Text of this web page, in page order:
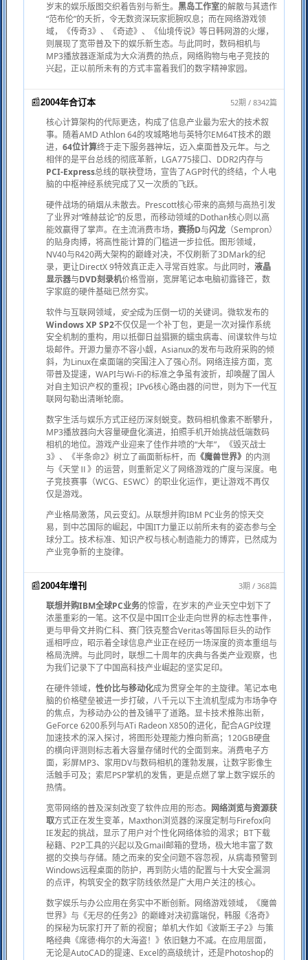
岁末的娱乐版图交织着告别与新生。 黑岛工作室的解散与其遗作
“范布伦”的夭折，令无数资深玩家扼腕叹息；而在网络游戏领
域，《传奇3》、《奇迹》、《仙境传说》等日韩网游的火爆，
则展现了宽带普及下的娱乐新生态。与此同时，数码相机与
MP3播放器逐渐成为大众消费的热点，网络购物与电子竞技的
兴起，正以前所未有的方式丰富着我们的数字精神家园。
📰2004年合订本 52期 / 8342篇
核心计算架构的代际更迭，构成了信息产业最为宏大的技术叙
事。随着AMD Athlon 64的攻城略地与英特尔EM64T技术的跟
进， 64位计算终于走下服务器神坛，迈入桌面普及元年。与之
相伴的是平台总线的彻底革新，LGA775接口、DDR2内存与
PCI-Express总线的联袂登场，宣告了AGP时代的终结，个人电
脑的中枢神经系统完成了又一次质的飞跃。
硬件战场的硝烟从未散去。Prescott核心带来的高频与高热引发
了业界对“唯赫兹论”的反思，而移动领域的Dothan核心则以高
能效赢得了掌声。在主流消费市场， 赛扬D与闪龙 （Sempron）
的贴身肉搏，将高性能计算的门槛进一步拉低。图形领域，
NV40与R420两大架构的巅峰对决，不仅刷新了3DMark的纪
录，更让DirectX 9特效真正走入寻常百姓家。与此同时， 液晶
显示器与DVD刻录机价格雪崩，宽屏笔记本电脑初露锋芒，数
字家庭的硬件基础已然夯实。
软件与互联网领域， 安全成为压倒一切的关键词。微软发布的
Windows XP SP2不仅仅是一个补丁包，更是一次对操作系统
安全机制的重构，用以抵御日益猖獗的蠕虫病毒、间谍软件与垃
圾邮件。开源力量亦不容小觑，Asianux的发布与政府采购的倾
斜，为Linux在桌面端的突围注入了强心剂。网络连接方面，宽
带普及提速，WAPI与Wi-Fi的标准之争虽有波折，却唤醒了国人
对自主知识产权的重视；IPv6核心路由器的问世，则为下一代互
联网勾勒出清晰轮廓。
数字生活与娱乐方式正经历深刻蜕变。数码相机像素不断攀升，
MP3播放器向大容量硬盘化演进，拍照手机开始挑战低端数码
相机的地位。游戏产业迎来了佳作井喷的“大年”，《毁灭战士
3》、《半条命2》树立了画面新标杆，而 《魔兽世界》 的内测
与《天堂Ⅱ》的运营，则重新定义了网络游戏的广度与深度。电
子竞技赛事（WCG、ESWC）的职业化运作，更让游戏不再仅
仅是游戏。
产业格局激荡，风云变幻。从联想并购IBM PC业务的惊天交
易，到中芯国际的崛起，中国IT力量正以前所未有的姿态参与全
球分工。技术标准、知识产权与核心制造能力的博弈，已然成为
产业竞争新的主旋律。
📰2004年增刊 3期 / 368篇
联想并购IBM全球PC业务的惊雷，在岁末的产业天空中划下了
浓墨重彩的一笔。这不仅是中国IT企业走向世界的标志性事件，
更与甲骨文并购仁科、赛门铁克整合Veritas等国际巨头的动作
遥相呼应，昭示着全球信息产业正在经历一场深度的资本重组与
格局洗牌。与此同时，联想二十周年的庆典与各类产业观察，也
为我们记录下了中国高科技产业崛起的坚实足印。
在硬件领域， 性价比与移动化成为贯穿全年的主旋律。笔记本电
脑的价格壁垒被进一步打破，八千元以下主流机型成为市场争夺
的焦点，为移动办公的普及铺平了道路。显卡技术推陈出新，
GeForce 6200系列与ATi Radeon X850的进化，配合AGP纹理
加速技术的深入探讨，将图形处理能力推向新高；120GB硬盘
的横向评测则标志着大容量存储时代的全面到来。消费电子方
面，彩屏MP3、家用DV与数码相机的蓬勃发展，让数字影像生
活触手可及；索尼PSP掌机的发售，更是点燃了掌上数字娱乐的
热情。
宽带网络的普及深刻改变了软件应用的形态。 网络浏览与资源获
取方式正在发生变革，Maxthon浏览器的深度定制与Firefox向
IE发起的挑战，显示了用户对个性化网络体验的渴求；BT下载
秘籍、P2P工具的兴起以及Gmail邮箱的登场，极大地丰富了数
据的交换与存储。随之而来的安全问题不容忽视，从病毒预警到
Windows远程桌面的防护，再到防火墙的配置与十大安全漏洞
的点评，构筑安全的数字防线依然是广大用户关注的核心。
数字娱乐与办公应用在务实中不断创新。网络游戏领域，《魔兽
世界》与《无尽的任务2》的巅峰对决初露端倪，韩服《洛奇》
的探秘为玩家打开了新的视窗；单机大作如《波斯王子2》与策
略经典《席德·梅尔的大海盗！》依旧魅力不减。在应用层面，
无论是AutoCAD的提速、Excel的高级统计，还是Photoshop的